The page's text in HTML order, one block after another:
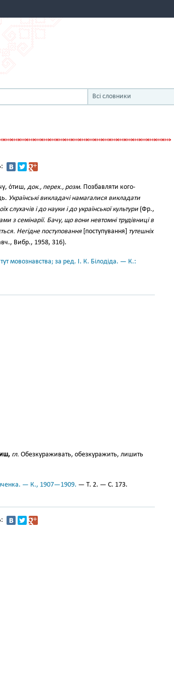
Всі словники
о́тиш, док., перех., розм. Позбавляти кого-
Українські викладачі намагалися викладати
і до науки і до української культури (Фр.,
з семінарії. Бачу, що вони невтомні трудівниці в
Негідне поступовання [поступування] тутешніх
Вибр., 1958, 316).
мовознавства; за ред. І. К. Білодіда. — К.:
гл. Обезкураживать, обезкуражить, лишить
— К., 1907—1909. — Т. 2. — С. 173.